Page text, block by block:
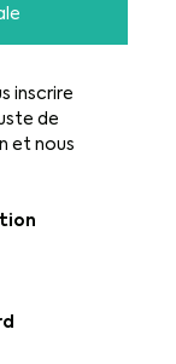
inscrire
de
et nous